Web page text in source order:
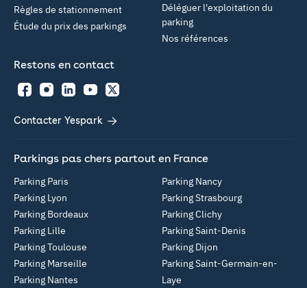
Déléguer l'exploitation du
parking
Nos références
Règles de stationnement
Étude du prix des parkings
Restons en contact
FacebookInstagramLinkedInYouTubeTwitter
Contacter Yespark
Parkings pas chers partout en France
Parking Paris
Parking Lyon
Parking Bordeaux
Parking Lille
Parking Toulouse
Parking Marseille
Parking Nantes
Parking Nancy
Parking Strasbourg
Parking Clichy
Parking Saint-Denis
Parking Dijon
Parking Saint-Germain-en-
Laye